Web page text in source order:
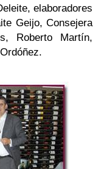
elaboradores
Geijo, Consejera
Roberto Martín,